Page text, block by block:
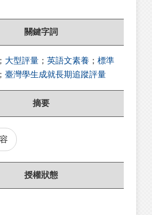
關鍵字詞
； 大型評量 ； 英語文素養 ； 標準
； 臺灣學生成就長期追蹤評量
摘要
授權狀態